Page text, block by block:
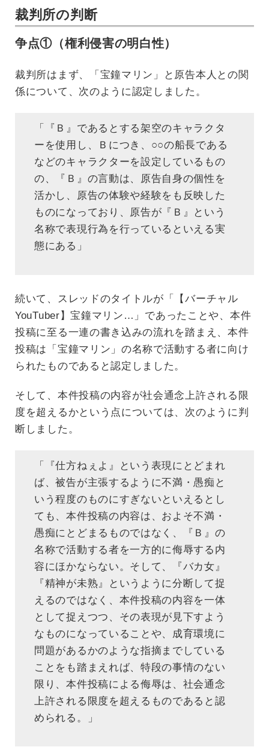
裁判所の判断
争点①（権利侵害の明白性）
裁判所はまず、「宝鐘マリン」と原告本人との関
係について、次のように認定しました。
「『Ｂ』であるとする架空のキャラクタ
ーを使用し、Ｂにつき、○○の船長である
などのキャラクターを設定しているもの
の、『Ｂ』の言動は、原告自身の個性を
活かし、原告の体験や経験をも反映した
ものになっており、原告が『Ｂ』という
名称で表現行為を行っているといえる実
態にある」
続いて、スレッドのタイトルが「【バーチャル
YouTuber】宝鐘マリン…」であったことや、本件
投稿に至る一連の書き込みの流れを踏まえ、本件
投稿は「宝鐘マリン」の名称で活動する者に向け
られたものであると認定しました。
そして、本件投稿の内容が社会通念上許される限
度を超えるかという点については、次のように判
断しました。
「『仕方ねぇよ』という表現にとどまれ
ば、被告が主張するように不満・愚痴と
いう程度のものにすぎないといえるとし
ても、本件投稿の内容は、およそ不満・
愚痴にとどまるものではなく、『Ｂ』の
名称で活動する者を一方的に侮辱する内
容にほかならない。そして、『バカ女』
『精神が未熟』というように分断して捉
えるのではなく、本件投稿の内容を一体
として捉えつつ、その表現が見下すよう
なものになっていることや、成育環境に
問題があるかのような指摘までしている
ことをも踏まえれば、特段の事情のない
限り、本件投稿による侮辱は、社会通念
上許される限度を超えるものであると認
められる。」